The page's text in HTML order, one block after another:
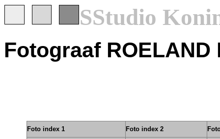
SStudio
Fotograaf ROELAND
Foto index 1 Foto index 2